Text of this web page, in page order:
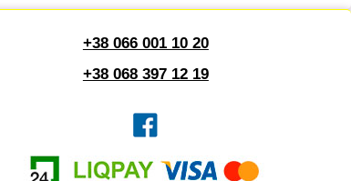
+38 066 001 10 20
+38 068 397 12 19